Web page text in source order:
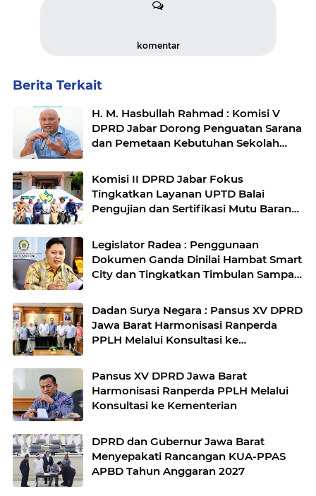
komentar
Berita Terkait
H. M. Hasbullah Rahmad : Komisi V
DPRD Jabar Dorong Penguatan Sarana
dan Pemetaan Kebutuhan Sekolah
Komisi II DPRD Jabar Fokus
Tingkatkan Layanan UPTD Balai
Pengujian dan Sertifikasi Mutu Barang
Legislator Radea : Penggunaan
Dokumen Ganda Dinilai Hambat Smart
City dan Tingkatkan Timbulan Sampah
Dadan Surya Negara : Pansus XV DPRD
Jawa Barat Harmonisasi Ranperda
PPLH Melalui Konsultasi ke
Pansus XV DPRD Jawa Barat
Harmonisasi Ranperda PPLH Melalui
Konsultasi ke Kementerian
DPRD dan Gubernur Jawa Barat
Menyepakati Rancangan KUA-PPAS
APBD Tahun Anggaran 2027